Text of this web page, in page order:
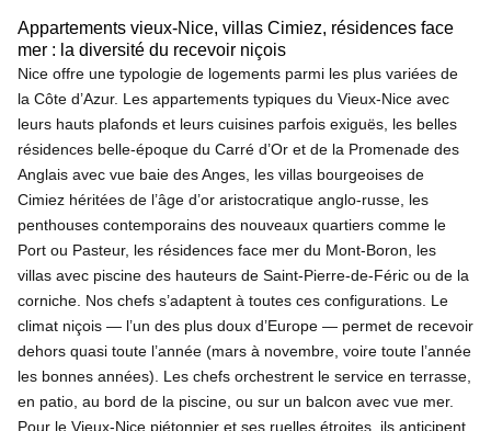
Appartements vieux-Nice, villas Cimiez, résidences face
mer : la diversité du recevoir niçois
Nice offre une typologie de logements parmi les plus variées de
la Côte d’Azur. Les appartements typiques du Vieux-Nice avec
leurs hauts plafonds et leurs cuisines parfois exiguës, les belles
résidences belle-époque du Carré d’Or et de la Promenade des
Anglais avec vue baie des Anges, les villas bourgeoises de
Cimiez héritées de l’âge d’or aristocratique anglo-russe, les
penthouses contemporains des nouveaux quartiers comme le
Port ou Pasteur, les résidences face mer du Mont-Boron, les
villas avec piscine des hauteurs de Saint-Pierre-de-Féric ou de la
corniche. Nos chefs s’adaptent à toutes ces configurations. Le
climat niçois — l’un des plus doux d’Europe — permet de recevoir
dehors quasi toute l’année (mars à novembre, voire toute l’année
les bonnes années). Les chefs orchestrent le service en terrasse,
en patio, au bord de la piscine, ou sur un balcon avec vue mer.
Pour le Vieux-Nice piétonnier et ses ruelles étroites, ils anticipent